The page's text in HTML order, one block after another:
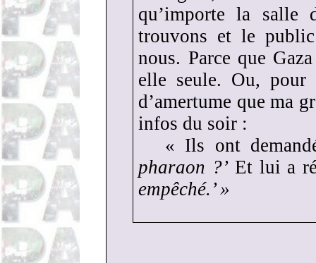
qu’importe la salle
trouvons et le
nous. Parce que
elle seule. Ou,
d’amertume que ma
infos du soir :
« Ils ont
pharaon ?’Et lui a
empêché.’ »